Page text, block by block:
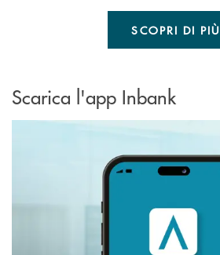
SCOPRI DI PIÙ
Scarica l'app Inbank